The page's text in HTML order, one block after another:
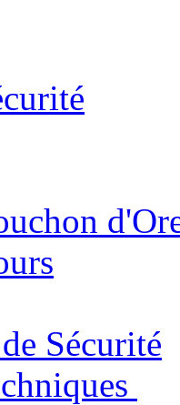
Sécurité